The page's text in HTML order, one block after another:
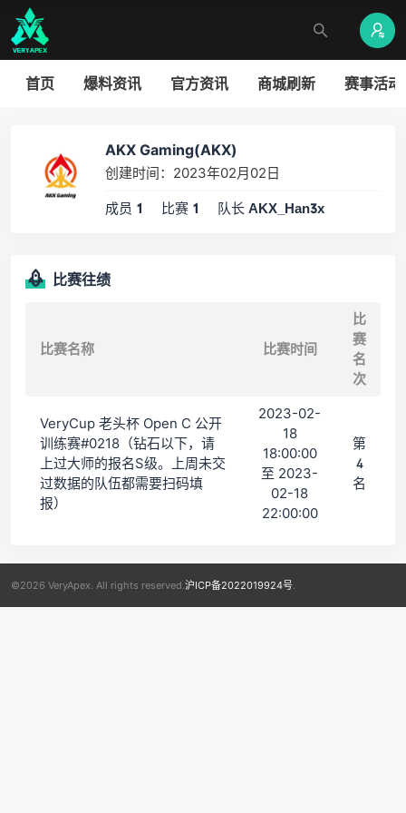
首页 爆料资讯 官方资讯 商城刷新 赛事活动
AKX Gaming(AKX)
创建时间：2023年02月02日
成员 1 比赛 1 队长 AKX_Han3x
比赛往绩
比赛名称 比赛时间
比
赛
名
次
VeryCup 老头杯 Open C 公开
训练赛#0218（钻石以下，请
上过大师的报名S级。上周未交
过数据的队伍都需要扫码填
报）
2023-02-
18
18:00:00
至 2023-
02-18
22:00:00
第
4
名
©2026 VeryApex. All rights reserved. 沪ICP备2022019924号